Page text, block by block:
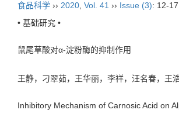
食品科学 ›› 2020 Vol. 41 ›› Issue (3): 12-17.
• 基础研究 •
鼠尾草酸对α-淀粉酶的抑制作用
王静，刁翠茹，王华丽，李祥，汪名春，王
Inhibitory Mechanism of Carnosic Acid on